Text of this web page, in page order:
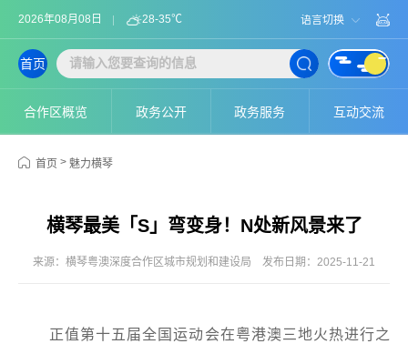
2026年08月08日 28-35℃ 语言切换
合作区概览 政务公开 政务服务 互动交流
首页
首页 > 魅力横琴
横琴最美「S」弯变身！N处新风景来了
来源：横琴粤澳深度合作区城市规划和建设局 发布日期：2025-11-21
正值第十五届全国运动会在粤港澳三地火热进行之